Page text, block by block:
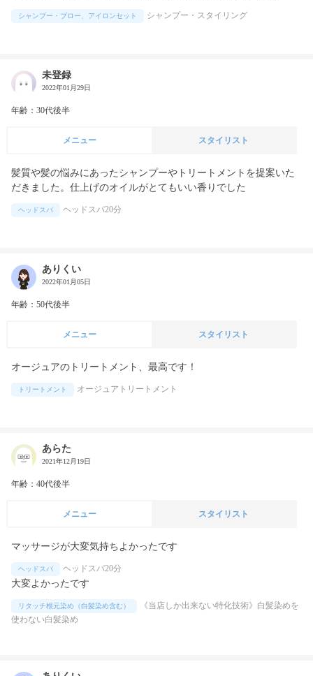
シャンプー・ブロー、アイロンセット シャンプー・スタイリング
未登録
2022年01月29日
年齢：30代後半
メニュー スタイリスト
髪質や髪の悩みにあったシャンプーやトリートメントを提案いた
だきました。仕上げのオイルがとてもいい香りでした
ヘッドスパ ヘッドスパ20分
ありくい
2022年01月05日
年齢：50代後半
メニュー スタイリスト
オージュアのトリートメント、最高です！
トリートメント オージュアトリートメント
あらた
2021年12月19日
年齢：40代後半
メニュー スタイリスト
マッサージが大変気持ちよかったです
ヘッドスパ ヘッドスパ20分
大変よかったです
リタッチ根元染め（白髪染め含む）
《当店しか出来ない特化技術》白髪染めを
使わない白髪染め